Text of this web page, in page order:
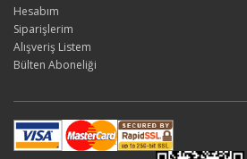
Hesabım
Siparişlerim
Alışveriş Listem
Bülten Aboneliği